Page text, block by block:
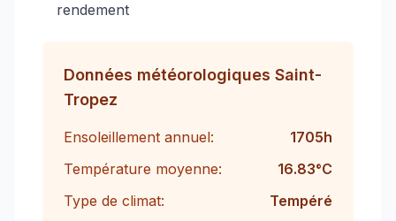
rendement
Données météorologiques Saint-
Tropez
Ensoleillement annuel: 1705h
Température moyenne:
16.83°C
Type de climat:
Tempéré